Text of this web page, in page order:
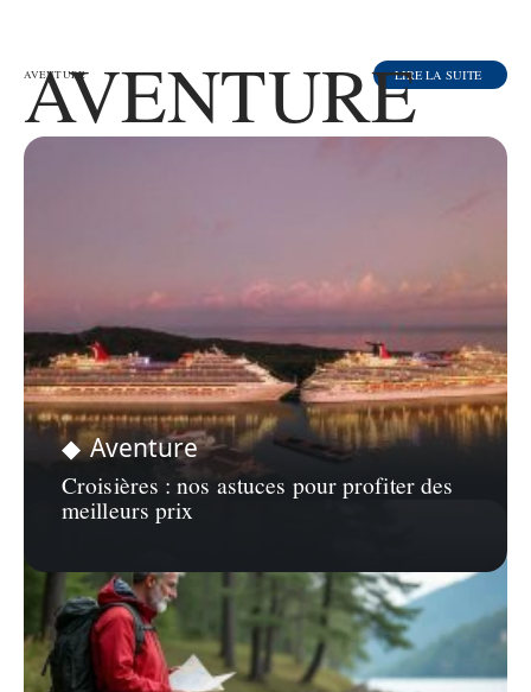
AVENTURE
AVENTURE LIRE LA SUITE
Aventure
Croisières : nos astuces pour profiter des
meilleurs prix